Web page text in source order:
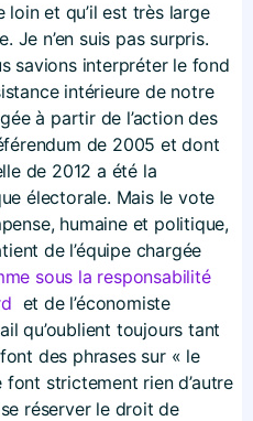
loin et qu’il est très large
Je n’en suis pas surpris.
savions interpréter le fond
intérieure de notre
à partir de l’action des
de 2005 et dont
de 2012 a été la
électorale. Mais le vote
humaine et politique,
de l’équipe chargée
sous la responsabilité
et de l’économiste
qu’oublient toujours tant
des phrases sur « le
font strictement rien d’autre
réserver le droit de